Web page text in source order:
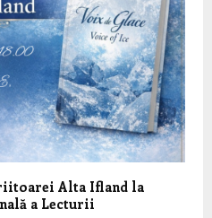
Alta Ifland la
a Lecturii